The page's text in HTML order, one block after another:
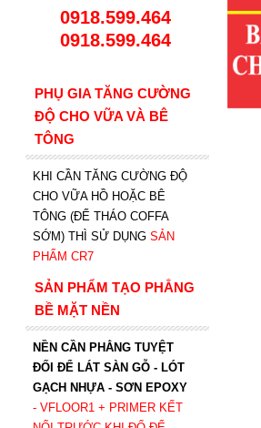
0918.599.464
0918.599.464
PHỤ GIA TĂNG CƯỜNG
ĐỘ CHO VỮA VÀ BÊ
TÔNG
KHI CẦN TĂNG CƯỜNG ĐỘ
CHO VỮA HỒ HOẶC BÊ
TÔNG (ĐỂ THÁO COFFA
SỚM) THÌ SỬ DỤNG SẢN
PHẨM CR7
SẢN PHẨM TẠO PHẲNG
BỀ MẶT NỀN
NỀN CẦN PHẲNG TUYỆT
ĐỐI ĐỂ LÁT SÀN GỖ - LÓT
GẠCH NHỰA - SƠN EPOXY
- VFLOOR1+ PRIMER KẾT